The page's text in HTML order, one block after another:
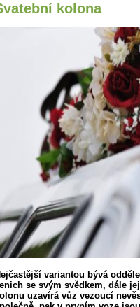
kolona
variantou bývá
se svým svědkem, dále
uzavírá vůz vezoucí